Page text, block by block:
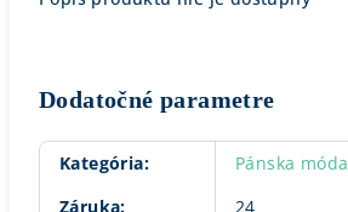
Dodatočné parametre
Kategória:
Pánska móda
Záruka:
24